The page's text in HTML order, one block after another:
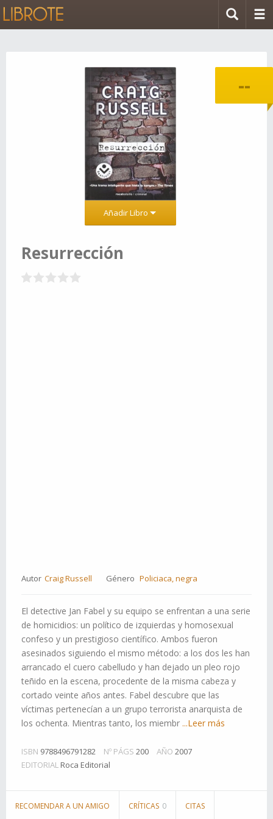
--
Añadir Libro
Resurrección
Autor Craig Russell Género Policiaca, negra
El detective Jan Fabel y su equipo se enfrentan a una serie
de homicidios: un político de izquierdas y homosexual
confeso y un prestigioso científico. Ambos fueron
asesinados siguiendo el mismo método: a los dos les han
arrancado el cuero cabelludo y han dejado un pleo rojo
teñido en la escena, procedente de la misma cabeza y
cortado veinte años antes. Fabel descubre que las
víctimas pertenecían a un grupo terrorista anarquista de
los ochenta. Mientras tanto, los miembr ...Leer más
ISBN 9788496791282 Nº PÁGS 200 AÑO 2007
EDITORIAL Roca Editorial
RECOMENDAR A UN AMIGO CRÍTICAS 0 CITAS